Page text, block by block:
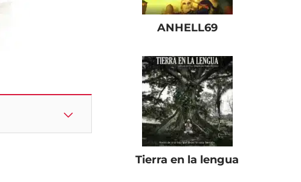
ANHELL69
Tierra en la lengua